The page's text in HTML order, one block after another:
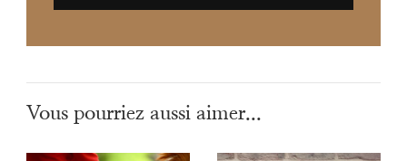
Vous pourriez aussi aimer...